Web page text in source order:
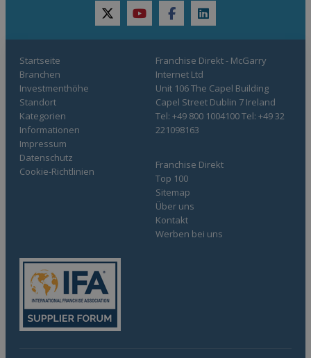
twitteryoutubefacebooklinkedin
Startseite
Branchen
Investmenthöhe
Standort
Kategorien
Informationen
Franchise Direkt
Top 100
Sitemap
Über uns
Kontakt
Werben bei uns
Impressum
Datenschutz
Cookie-Richtlinien
Franchise Direkt - McGarry
Internet Ltd
Unit 106 The Capel Building
Capel Street Dublin 7 Ireland
Tel: +49 800 1004100 Tel: +49 32
221098163